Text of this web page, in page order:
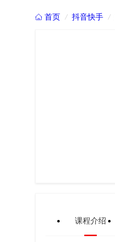
 首页 / 抖音快手 /
课程介绍